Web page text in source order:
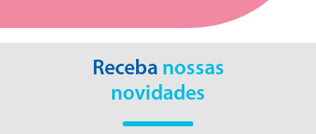
Receba nossas
novidades